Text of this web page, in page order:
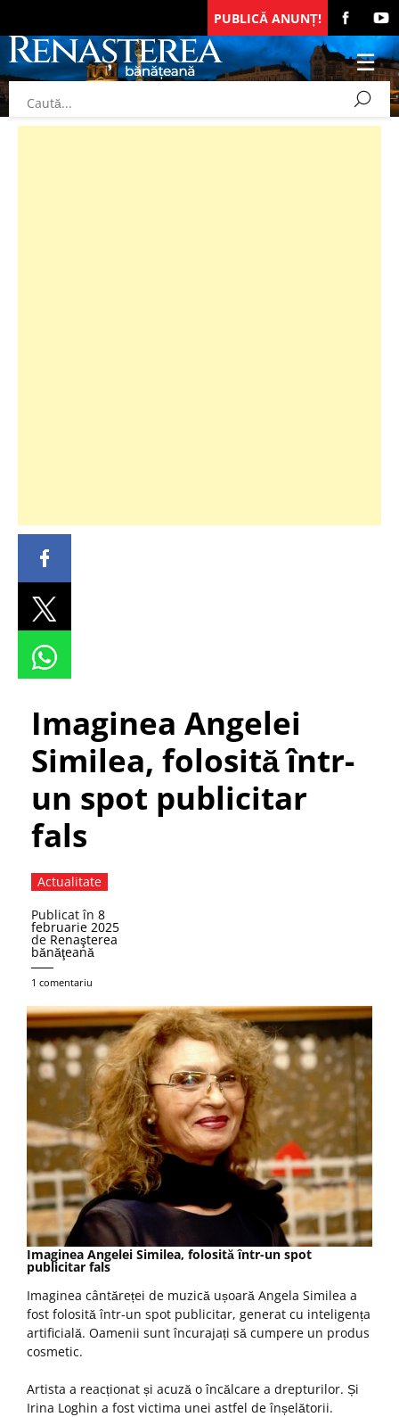
PUBLICĂ ANUNȚ!
Imaginea Angelei
Similea, folosită într-
un spot publicitar
fals
Actualitate
Publicat în 8
februarie 2025
de Renaşterea
bănăţeană
1 comentariu
Imaginea Angelei Similea, folosită într-un spot
publicitar fals
Imaginea cântăreței de muzică ușoară Angela Similea a
fost folosită într-un spot publicitar, generat cu inteligența
artificială. Oamenii sunt încurajați să cumpere un produs
cosmetic.
Artista a reacționat și acuză o încălcare a drepturilor. Și
Irina Loghin a fost victima unei astfel de înșelătorii.